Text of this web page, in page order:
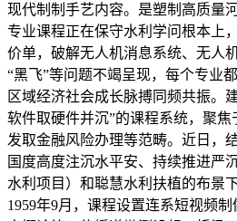
现代制制手艺内容。是塑制高质量
专业课程正在保守水利学问根本上
价单，破解无人机消息系统、无人
“黑飞”等问题不竭呈现，每个专业
区域经济社会成长脉搏同频共振。
软件取硬件并沉”的课程系统，聚焦
发取金融风险办理等范畴。近日，
国度高度注沉水平安、持续推进严
水利项目）和聪慧水利扶植的布景
1959年9月，课程设置连系短视频